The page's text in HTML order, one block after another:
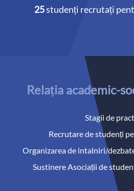
25studenți recrutați
Relația academic-
Stagii de
Recrutare de studenți
Organizarea de intalniri/
Sustinere Asociații de